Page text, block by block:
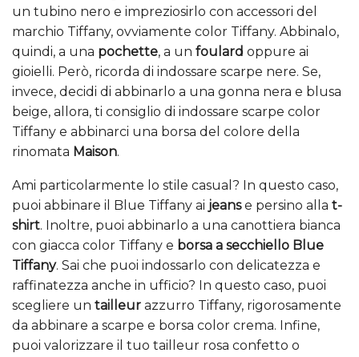
un tubino nero e impreziosirlo con accessori del
marchio Tiffany, ovviamente color Tiffany. Abbinalo,
quindi, a una pochette, a un foulard oppure ai
gioielli. Però, ricorda di indossare scarpe nere. Se,
invece, decidi di abbinarlo a una gonna nera e blusa
beige, allora, ti consiglio di indossare scarpe color
Tiffany e abbinarci una borsa del colore della
rinomata Maison.
Ami particolarmente lo stile casual? In questo caso,
puoi abbinare il Blue Tiffany ai jeanse persino alla t-
shirt. Inoltre, puoi abbinarlo a una canottiera bianca
con giacca color Tiffany e borsa a secchiello Blue
Tiffany. Sai che puoi indossarlo con delicatezza e
raffinatezza anche in ufficio? In questo caso, puoi
scegliere un tailleur azzurro Tiffany, rigorosamente
da abbinare a scarpe e borsa color crema. Infine,
puoi valorizzare il tuo tailleur rosa confetto o